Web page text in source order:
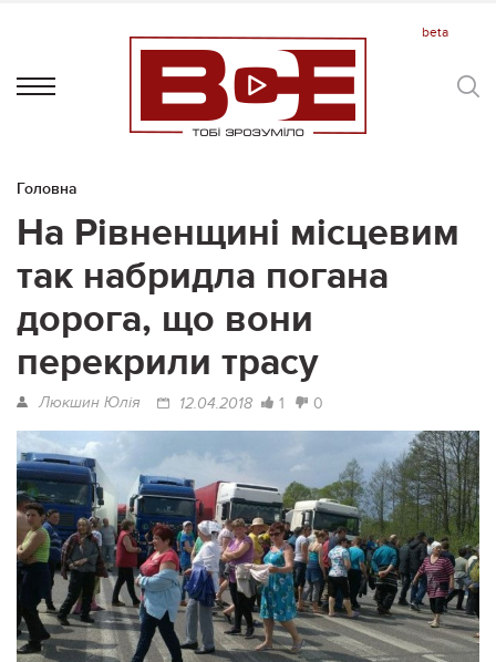
Головна
На Рівненщині місцевим
так набридла погана
дорога, що вони
перекрили трасу
Люкшин Юлія 12.04.2018 1 0